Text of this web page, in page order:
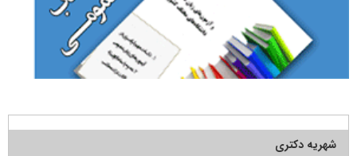
شهریه دکتری